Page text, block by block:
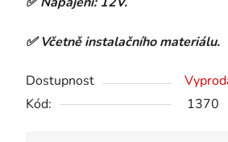
z
✅ Včetně instalačního materiálu.
Dostupnost
Kód:
1370